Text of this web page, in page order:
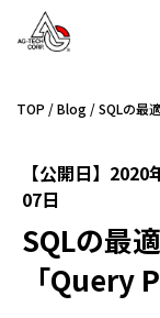
TOP /Blog /SQLの最
【公開日】
07日
SQLの最
「Query